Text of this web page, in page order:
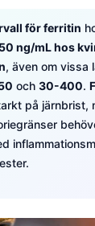
för ferritin
ng/mL hos
, även om vissa
och 30-400.
på järnbrist,